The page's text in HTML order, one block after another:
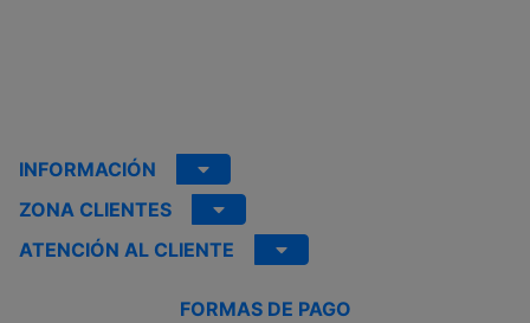
INFORMACIÓN
ZONA CLIENTES
ATENCIÓN AL CLIENTE
FORMAS DE PAGO